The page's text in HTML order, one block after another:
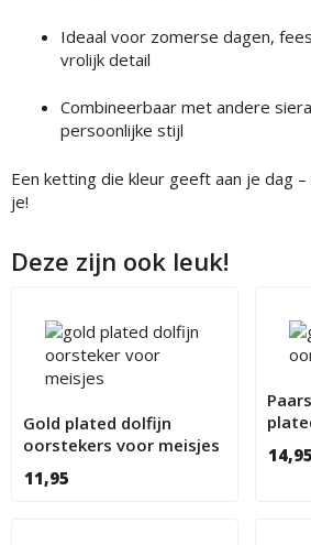
Ideaal voor zomerse dagen,
vrolijk detail
Combineerbaar met andere
persoonlijke stijl
Een ketting die kleur geeft aan je dag
je!
Deze zijn ook leuk!
Gold plated dolfijn
oorstekers voor meisjes
11,95
14,95